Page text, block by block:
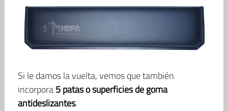
Si le damos la vuelta, vemos que también
incorpora5 patas o superficies de goma
antideslizantes.